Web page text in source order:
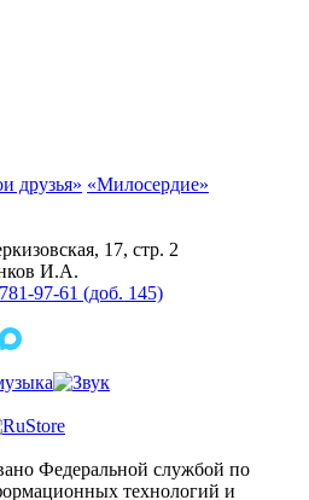
друзья» «Милосердие»
17, стр. 2
И.А.
97-61 (доб. 145)
Федеральной службой по
технологий и